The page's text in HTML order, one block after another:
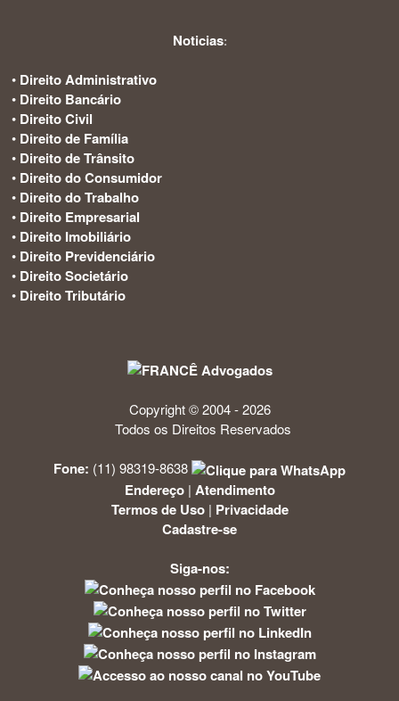
Noticias:
• Direito Administrativo
• Direito Bancário
• Direito Civil
• Direito de Família
• Direito de Trânsito
• Direito do Consumidor
• Direito do Trabalho
• Direito Empresarial
• Direito Imobiliário
• Direito Previdenciário
• Direito Societário
• Direito Tributário
Copyright © 2004 - 2026
Todos os Direitos Reservados
Fone: (11) 98319-8638
Endereço| Atendimento
Termos de Uso| Privacidade
Cadastre-se
Siga-nos: